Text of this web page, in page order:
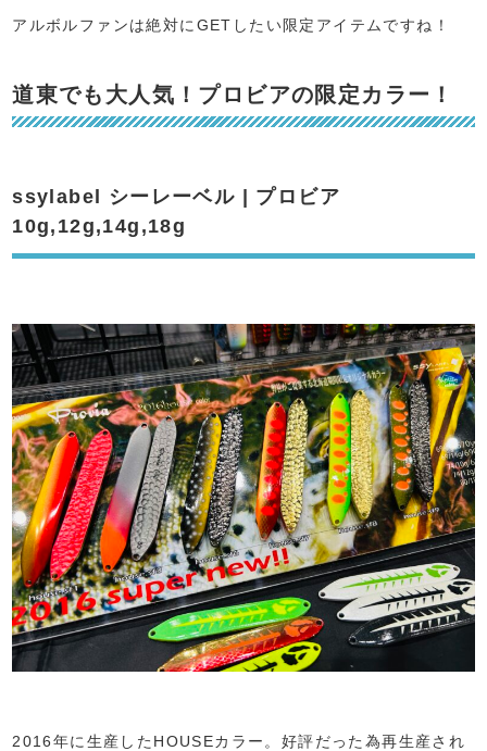
アルボルファンは絶対にGETしたい限定アイテムですね！
道東でも大人気！プロビアの限定カラー！
ssylabel シーレーベル | プロビア
10g,12g,14g,18g
2016年に生産したHOUSEカラー。好評だった為再生産され